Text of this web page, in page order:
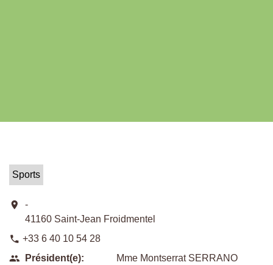
Sports
location_on
-
41160 Saint-Jean Froidmentel
phone +33 6 40 10 54 28
people
Président(e):
Mme Montserrat SERRANO